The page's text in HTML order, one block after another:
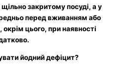
закритому посуді, а у
перед вживанням або
окрім цього, при наявності
йодний дефіцит?